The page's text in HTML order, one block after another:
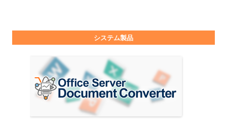
システム製品